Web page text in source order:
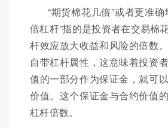
“期货棉花几倍”或者更准
倍杠杆”指的是投资者在交易棉
杆效应放大收益和风险的倍数
自带杠杆属性，这意味着投资
值的一部分作为保证金，就可
价值。这个保证金与合约价值
杠杆倍数。